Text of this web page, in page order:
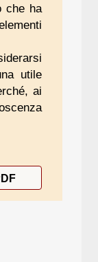
che ha
utile
ai